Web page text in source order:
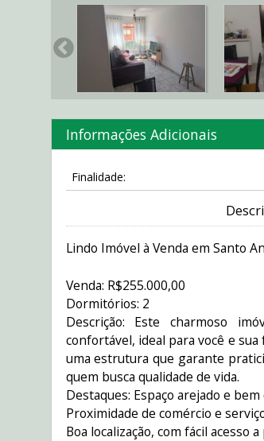
Informações Adicionais
Finalidade:
Lindo Imóvel à Venda em Santo
Venda: R$255.000,00
Dormitórios: 2
Descrição: Este charmoso
confortável, ideal para você e
uma estrutura que garante
quem busca qualidade de vida.
Destaques: Espaço arejado e
Proximidade de comércio e
Boa localização, com fácil acesso